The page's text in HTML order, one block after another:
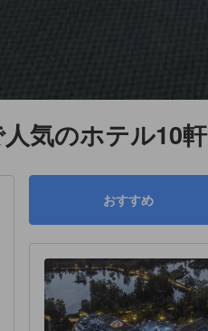
気のホテル10軒
おすすめ